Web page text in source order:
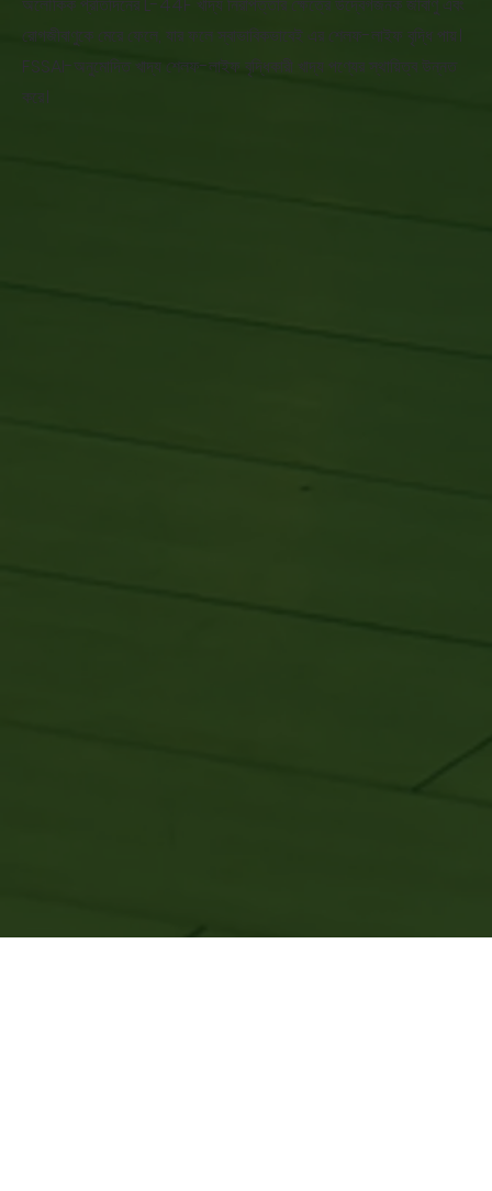
রোগজীবাণুকে মেরে ফেলে, যার ফলে স্বাভাবিকভাবেই এর শেলফ-লাইফ বৃদ্ধি পায়।
FSSAI-অনুমোদিত খাদ্য শেলফ-লাইফ বৃদ্ধিকারী খাদ্য পণ্যের স্থায়িত্ব উন্নত
করে।